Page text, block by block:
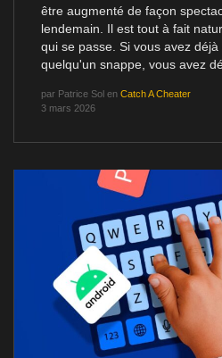
être augmenté de façon
lendemain. Il est tout à fait
qui se passe. Si vous avez
quelqu'un snappe, vous avez
par Patrice Sol en Catch A Cheater
3 mars 2026